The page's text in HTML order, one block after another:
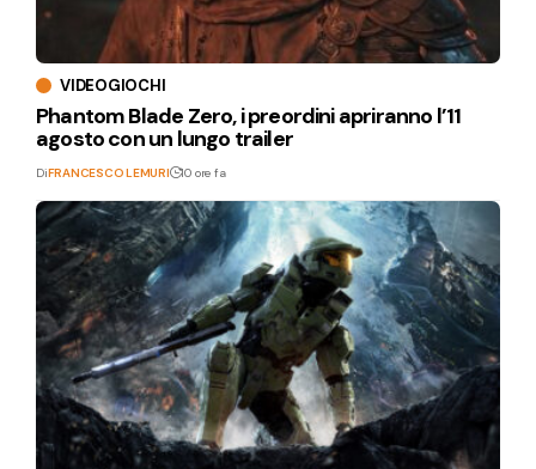
VIDEOGIOCHI
Phantom Blade Zero, i preordini apriranno l’11
agosto con un lungo trailer
DiFRANCESCO LEMURI 10 ore fa